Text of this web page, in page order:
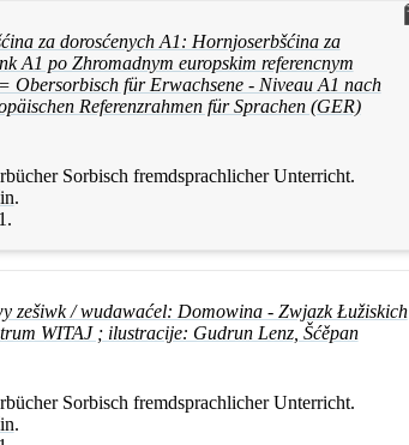
za dorosćenych A1: Hornjoserbšćina za
A1 po Zhromadnym europskim referencnym
Obersorbisch für Erwachsene - Niveau A1 nach
Referenzrahmen für Sprachen (GER)
Sorbisch fremdsprachlicher Unterricht.
.
1.
zešiwk / wudawaćel: Domowina - Zwjazk Łužiskich
WITAJ ; ilustracije: Gudrun Lenz, Šćěpan
Sorbisch fremdsprachlicher Unterricht.
.